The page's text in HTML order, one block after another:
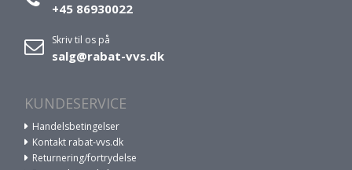
+45 86930022
Skriv til os på
salg@rabat-vvs.dk
KUNDESERVICE
Handelsbetingelser
Kontakt rabat-vvs.dk
Returnering/fortrydelse